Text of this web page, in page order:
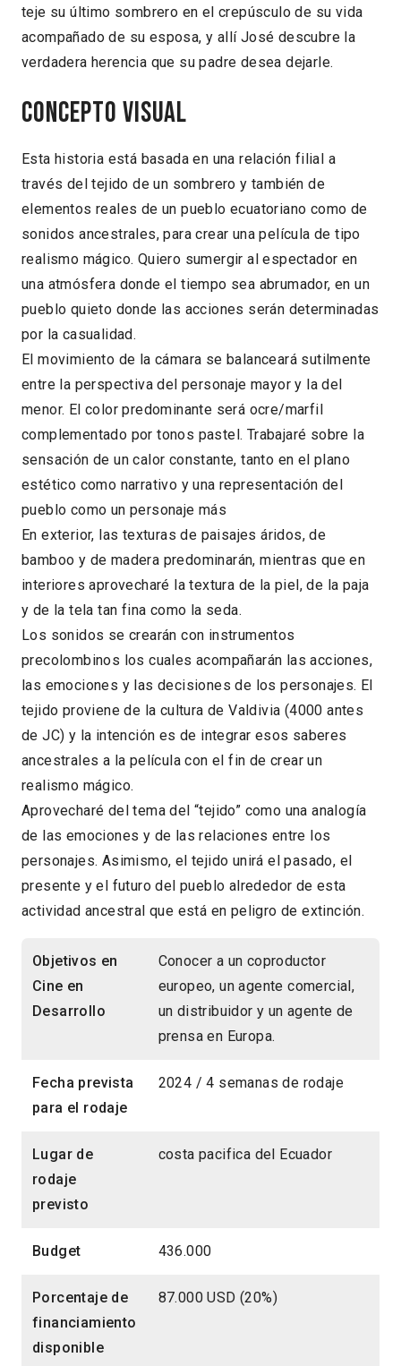
teje su último sombrero en el crepúsculo de su vida
acompañado de su esposa, y allí José descubre la
verdadera herencia que su padre desea dejarle.
Concepto visual
Esta historia está basada en una relación filial a
través del tejido de un sombrero y también de
elementos reales de un pueblo ecuatoriano como de
sonidos ancestrales, para crear una película de tipo
realismo mágico. Quiero sumergir al espectador en
una atmósfera donde el tiempo sea abrumador, en un
pueblo quieto donde las acciones serán determinadas
por la casualidad.
El movimiento de la cámara se balanceará sutilmente
entre la perspectiva del personaje mayor y la del
menor. El color predominante será ocre/marfil
complementado por tonos pastel. Trabajaré sobre la
sensación de un calor constante, tanto en el plano
estético como narrativo y una representación del
pueblo como un personaje más
En exterior, las texturas de paisajes áridos, de
bamboo y de madera predominarán, mientras que en
interiores aprovecharé la textura de la piel, de la paja
y de la tela tan fina como la seda.
Los sonidos se crearán con instrumentos
precolombinos los cuales acompañarán las acciones,
las emociones y las decisiones de los personajes. El
tejido proviene de la cultura de Valdivia (4000 antes
de JC) y la intención es de integrar esos saberes
ancestrales a la película con el fin de crear un
realismo mágico.
Aprovecharé del tema del “tejido” como una analogía
de las emociones y de las relaciones entre los
personajes. Asimismo, el tejido unirá el pasado, el
presente y el futuro del pueblo alrededor de esta
actividad ancestral que está en peligro de extinción.
Objetivos en
Cine en
Desarrollo
Conocer a un coproductor
europeo, un agente comercial,
un distribuidor y un agente de
prensa en Europa.
Fecha prevista
para el rodaje
2024 / 4 semanas de rodaje
Lugar de
rodaje
previsto
costa pacifica del Ecuador
Budget 436.000
Porcentaje de
financiamiento
disponible
87.000 USD (20%)